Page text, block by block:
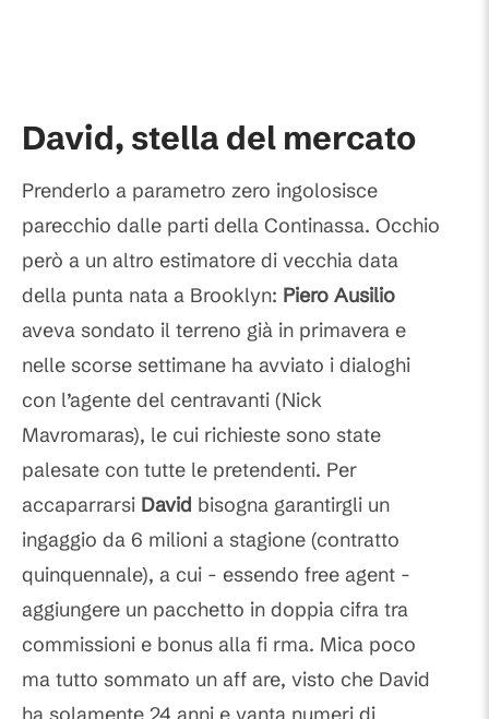
David, stella del mercato
Prenderlo a parametro zero ingolosisce
parecchio dalle parti della Continassa. Occhio
però a un altro estimatore di vecchia data
della punta nata a Brooklyn: Piero Ausilio
aveva sondato il terreno già in primavera e
nelle scorse settimane ha avviato i dialoghi
con l’agente del centravanti (Nick
Mavromaras), le cui richieste sono state
palesate con tutte le pretendenti. Per
accaparrarsi David bisogna garantirgli un
ingaggio da 6 milioni a stagione (contratto
quinquennale), a cui - essendo free agent -
aggiungere un pacchetto in doppia cifra tra
commissioni e bonus alla fi rma. Mica poco
ma tutto sommato un aff are, visto che David